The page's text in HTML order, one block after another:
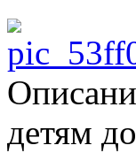
детям